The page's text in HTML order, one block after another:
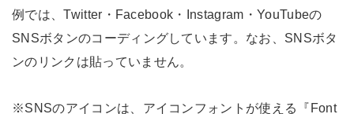
例では、Twitter・Facebook・Instagram・YouTubeの
SNSボタンのコーディングしています。なお、SNSボタ
ンのリンクは貼っていません。
※SNSのアイコンは、アイコンフォントが使える『Font